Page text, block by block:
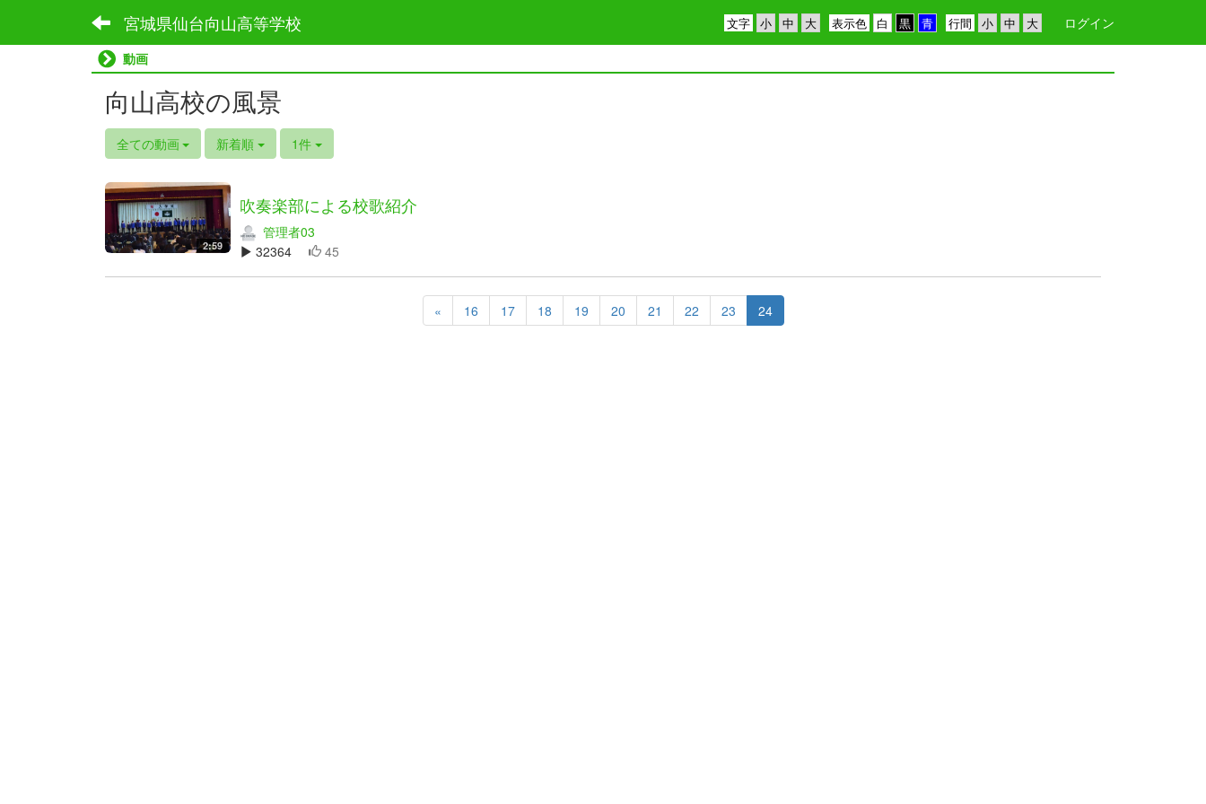
宮城県仙台向山高等学校 行間
表示色
文字
ログイン
動画
向山高校の風景
全ての動画 新着順 1件
2:59
吹奏楽部による校歌紹介
管理者03
32364
45
« 16 17 18 19 20 21 22 23 24